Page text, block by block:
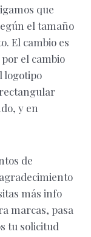
que
el tamaño
El cambio es
el cambio
logotipo
y en
de
más info
marcas, pasa
tu solicitud